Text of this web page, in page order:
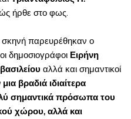
ήρθε στο φως.
σκηνή παρευρέθηκαν ο
δημοσιογράφοι Ειρήνη
αλλά και σημαντικοί
βραδιά ιδιαίτερα
σημαντικά πρόσωπα του
χώρου, αλλά και